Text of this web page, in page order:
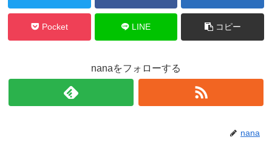
Pocket LINE コピー
nanaをフォローする
nana